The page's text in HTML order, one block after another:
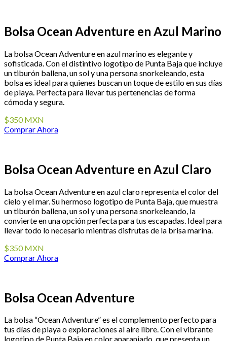
Bolsa Ocean Adventure en Azul Marino
La bolsa Ocean Adventure en azul marino es elegante y
sofisticada. Con el distintivo logotipo de Punta Baja que incluye
un tiburón ballena, un sol y una persona snorkeleando, esta
bolsa es ideal para quienes buscan un toque de estilo en sus días
de playa. Perfecta para llevar tus pertenencias de forma
cómoda y segura.
$350 MXN
Comprar Ahora
Bolsa Ocean Adventure en Azul Claro
La bolsa Ocean Adventure en azul claro representa el color del
cielo y el mar. Su hermoso logotipo de Punta Baja, que muestra
un tiburón ballena, un sol y una persona snorkeleando, la
convierte en una opción perfecta para tus escapadas. Ideal para
llevar todo lo necesario mientras disfrutas de la brisa marina.
$350 MXN
Comprar Ahora
Bolsa Ocean Adventure
La bolsa “Ocean Adventure” es el complemento perfecto para
tus días de playa o exploraciones al aire libre. Con el vibrante
logotipo de Punta Baja en color anaranjado, que presenta un